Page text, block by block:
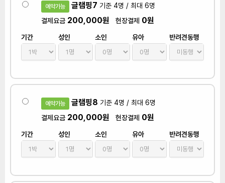
예약가능 글램핑7 기준 4명 / 최대 6명
결제요금 200,000원 현장결제 0원
기간 성인 소인 유아 반려견동행
예약가능 글램핑8 기준 4명 / 최대 6명
결제요금 200,000원 현장결제 0원
기간 성인 소인 유아 반려견동행